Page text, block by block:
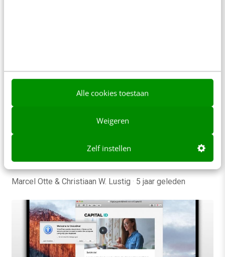
Alle cookies toestaan
Weigeren
Zelf instellen
MENS & WERK
Toegankelijkheid is een must voor ieder
intranet [+ stappenplan]
Dat websites toegankelijk moeten zijn voor
mensen met een functiebeperking, wist je
waarschijnlijk al. Dat dit ook geldt voor apps van
overheidsorganisaties,…
Marcel Otte & Christiaan W. Lustig · 5 jaar geleden